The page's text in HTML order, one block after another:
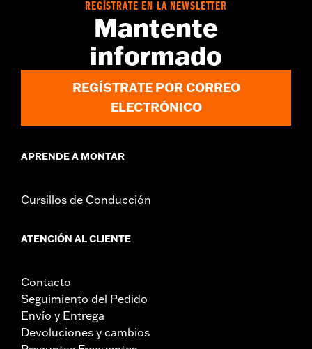
REGÍSTRATE EN LA NEWSLETTER
Mantente
informado
REGÍSTRATE POR CORREO
ELECTRÓNICO
APRENDE A MONTAR
Cursillos de Conducción
ATENCIÓN AL CLIENTE
Contacto
Seguimiento del Pedido
Envío y Entrega
Devoluciones y cambios